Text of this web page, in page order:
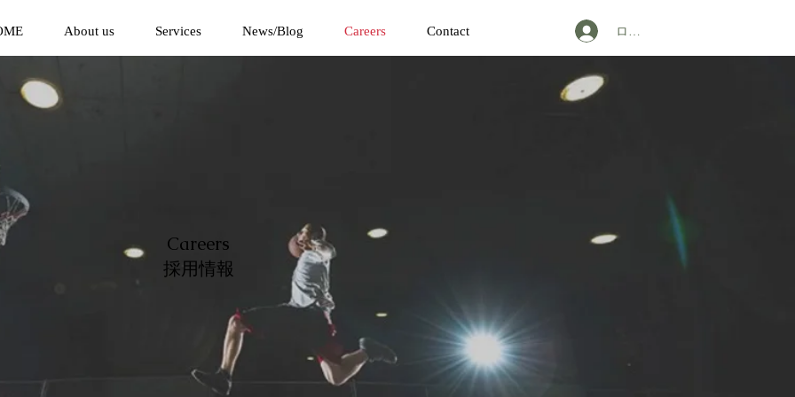
About us Services News/Blog Careers Contact ログイン
Careers
​採用情報